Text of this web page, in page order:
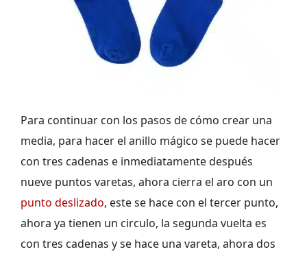
Para continuar con los pasos de cómo crear una
media, para hacer el anillo mágico se puede hacer
con tres cadenas e inmediatamente después
nueve puntos varetas, ahora cierra el aro con un
punto deslizado, este se hace con el tercer punto,
ahora ya tienen un circulo, la segunda vuelta es
con tres cadenas y se hace una vareta, ahora dos